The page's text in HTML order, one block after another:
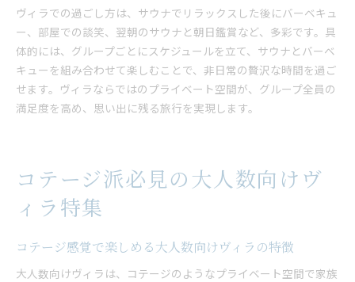
ヴィラでの過ごし方は、サウナでリラックスした後にバーベキュ
ー、部屋での談笑、翌朝のサウナと朝日鑑賞など、多彩です。具
体的には、グループごとにスケジュールを立て、サウナとバーベ
キューを組み合わせて楽しむことで、非日常の贅沢な時間を過ご
せます。ヴィラならではのプライベート空間が、グループ全員の
満足度を高め、思い出に残る旅行を実現します。
コテージ派必見の大人数向けヴ
ィラ特集
コテージ感覚で楽しめる大人数向けヴィラの特徴
大人数向けヴィラは、コテージのようなプライベート空間で家族